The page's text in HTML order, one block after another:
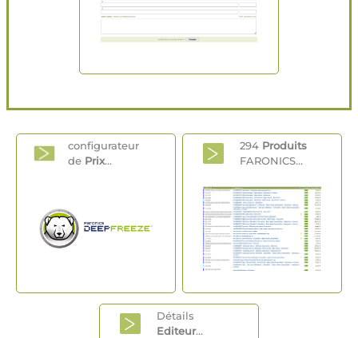
configurateur
de Prix...
294 Produits
FARONICS...
Détails
Editeur...